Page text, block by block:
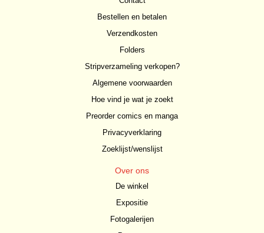
Bestellen en betalen
Verzendkosten
Folders
Stripverzameling verkopen?
Algemene voorwaarden
Hoe vind je wat je zoekt
Preorder comics en manga
Privacyverklaring
Zoeklijst/wenslijst
Over ons
De winkel
Expositie
Fotogalerijen